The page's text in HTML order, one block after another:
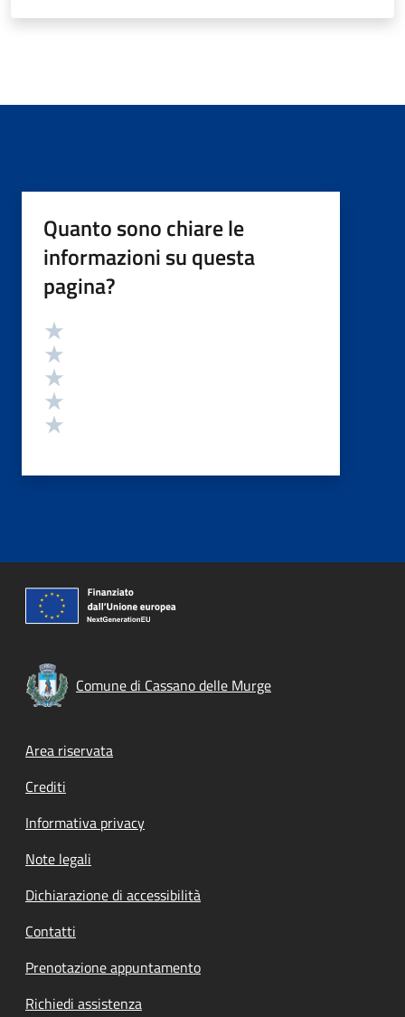
Quanto sono chiare le
informazioni su questa
pagina?
Valutazione
Comune di Cassano delle Murge
Footer menu
Area riservata
Crediti
Informativa privacy
Note legali
Dichiarazione di accessibilità
Contatti
Prenotazione appuntamento
Richiedi assistenza